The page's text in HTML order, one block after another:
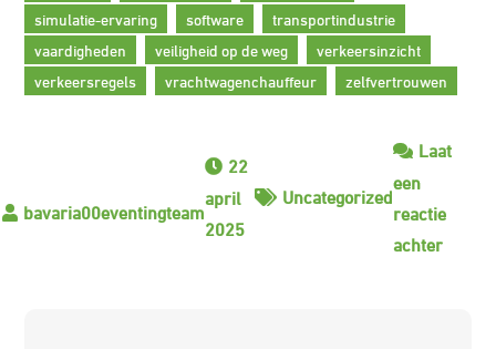
simulatie-ervaring
software
transportindustrie
vaardigheden
veiligheid op de weg
verkeersinzicht
verkeersregels
vrachtwagenchauffeur zelfvertrouwen
22
april
2025
Uncategorized
Laat
een
reactie
achterop